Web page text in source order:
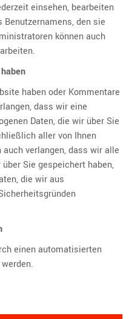
einsehen, bearbeiten
den sie
können auch
haben oder Kommentare
dass wir eine
Daten, die wir über Sie
aller von Ihnen
verlangen, dass wir alle
Sie gespeichert haben,
die wir aus
einen automatisierten